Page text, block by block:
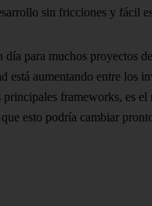
sin fricciones y fácil
día para muchos proyectos
está aumentando entre los
frameworks, es el
esto podría cambiar